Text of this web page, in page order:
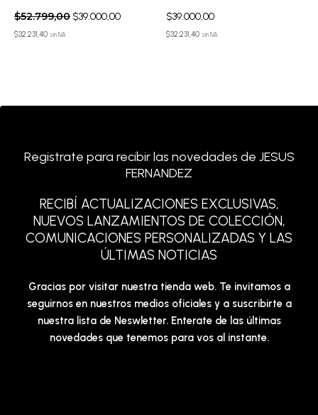
$52.799,00 $39.000,00
$32.231,40 sin IVA
$39.000,00
$32.231,40 sin IVA
Registrate para recibir las novedades de JESUS
FERNANDEZ
RECIBÍ ACTUALIZACIONES EXCLUSIVAS,
NUEVOS LANZAMIENTOS DE COLECCIÓN,
COMUNICACIONES PERSONALIZADAS Y LAS
ÚLTIMAS NOTICIAS
Gracias por visitar nuestra tienda web. Te invitamos a
seguirnos en nuestros medios oficiales y a suscribirte a
nuestra lista de Neswletter. Enterate de las últimas
novedades que tenemos para vos al instante.